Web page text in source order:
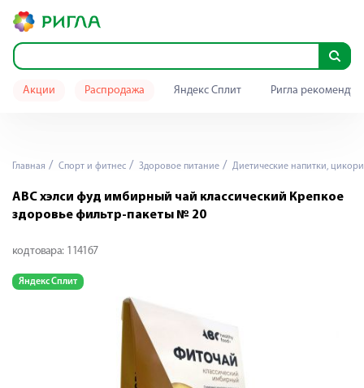
Акции Распродажа Яндекс Сплит Ригла
Главная Спорт и фитнес Здоровое питание Диетические напитки,
АВС хэлси фуд имбирный чай классический Крепкое
здоровье фильтр-пакеты № 20
код товара: 114167
Яндекс Сплит